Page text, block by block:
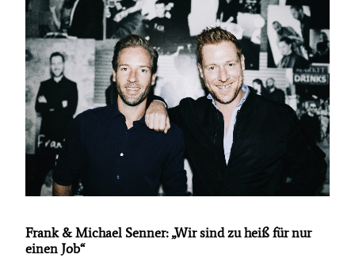
Frank & Michael Senner: „Wir sind zu heiß für nur
einen Job“